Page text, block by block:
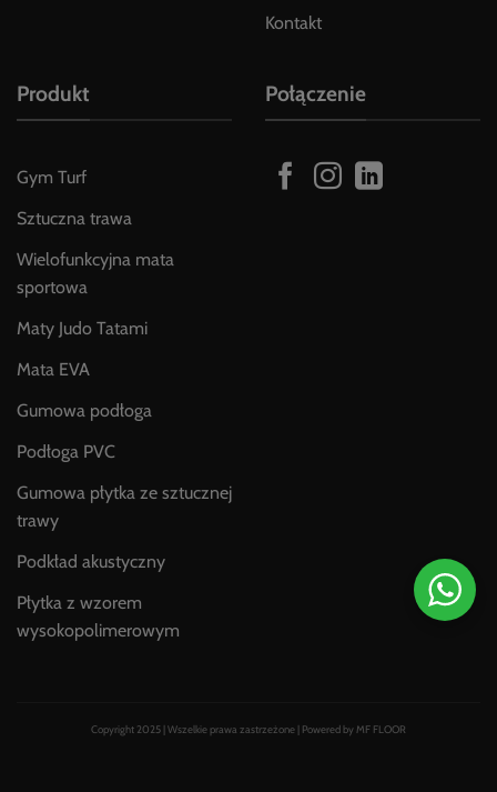
Kontakt
Produkt
Gym Turf
Sztuczna trawa
Wielofunkcyjna mata
sportowa
Maty Judo Tatami
Mata EVA
Gumowa podłoga
Podłoga PVC
Gumowa płytka ze sztucznej
trawy
Podkład akustyczny
Płytka z wzorem
wysokopolimerowym
Połączenie
Copyright 2025 | Wszelkie prawa zastrzeżone | Powered by MF FLOOR